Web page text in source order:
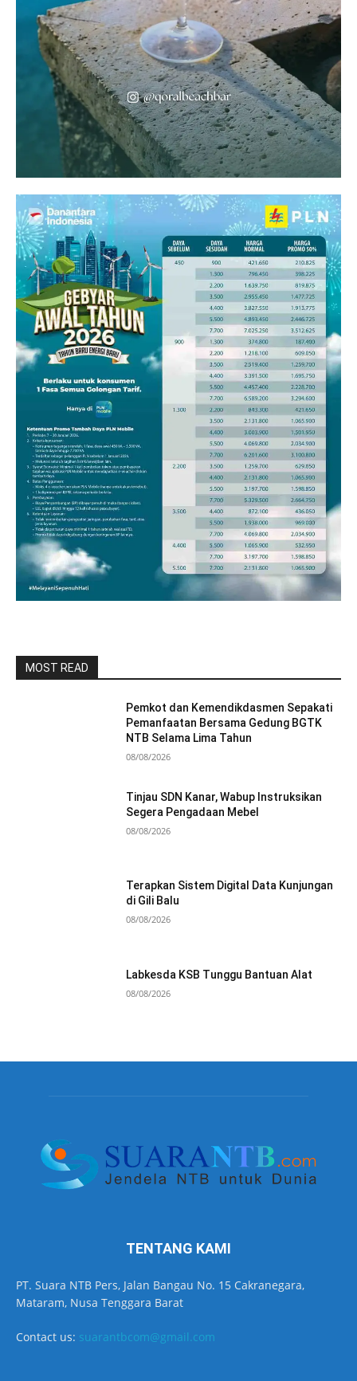
MOST READ
Pemkot dan Kemendikdasmen Sepakati
Pemanfaatan Bersama Gedung BGTK
NTB Selama Lima Tahun
08/08/2026
Tinjau SDN Kanar, Wabup Instruksikan
Segera Pengadaan Mebel
08/08/2026
Terapkan Sistem Digital Data Kunjungan
di Gili Balu
08/08/2026
Labkesda KSB Tunggu Bantuan Alat
08/08/2026
TENTANG KAMI
PT. Suara NTB Pers, Jalan Bangau No. 15 Cakranegara,
Mataram, Nusa Tenggara Barat
Contact us: suarantbcom@gmail.com